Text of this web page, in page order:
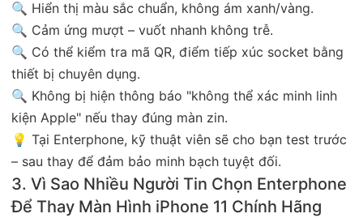
🔍 Hiển thị màu sắc chuẩn, không ám xanh/vàng.
🔍 Cảm ứng mượt – vuốt nhanh không trễ.
🔍 Có thể kiểm tra mã QR, điểm tiếp xúc socket bằng
thiết bị chuyên dụng.
🔍 Không bị hiện thông báo "không thể xác minh linh
kiện Apple" nếu thay đúng màn zin.
💡 Tại Enterphone, kỹ thuật viên sẽ cho bạn test trước
– sau thay để đảm bảo minh bạch tuyệt đối.
3. Vì Sao Nhiều Người Tin Chọn Enterphone
Để Thay Màn Hình iPhone 11 Chính Hãng